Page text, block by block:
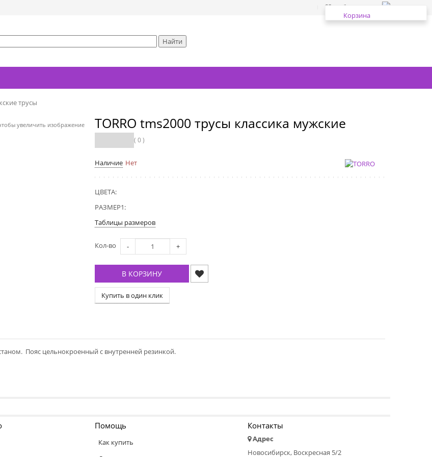
Избранное
Корзина
трусы
TORRO tms2000 трусы классика мужские
увеличить изображение
( 0 )
Наличие Нет
ЦВЕТА:
РАЗМЕР1:
Таблицы размеров
Кол-во - +
В КОРЗИНУ
Купить в один клик
Пояс цельнокроенный с внутренней резинкой.
Помощь
Как купить
Контакты
Адрес
Новосибирск, Воскресная 5/2